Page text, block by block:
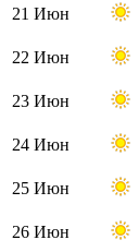
21 Июн
22 Июн
23 Июн
24 Июн
25 Июн
26 Июн